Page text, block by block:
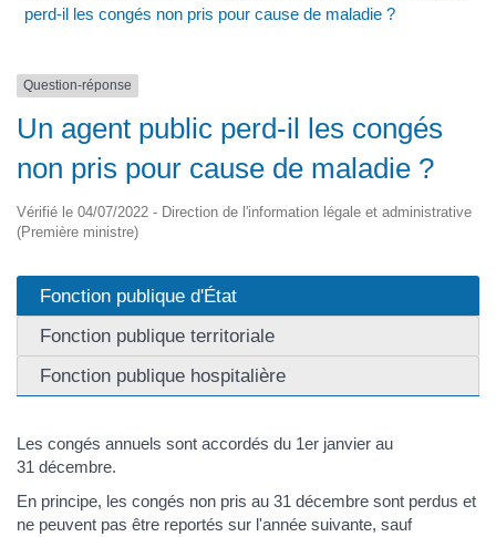
perd-il les congés non pris pour cause de maladie ?
Question-réponse
Un agent public perd-il les congés
non pris pour cause de maladie ?
Vérifié le 04/07/2022 - Direction de l'information légale et administrative
(Première ministre)
Fonction publique d'État
Fonction publique territoriale
Fonction publique hospitalière
Les congés annuels sont accordés du 1er janvier au
31 décembre.
En principe, les congés non pris au 31 décembre sont perdus et
ne peuvent pas être reportés sur l'année suivante, sauf